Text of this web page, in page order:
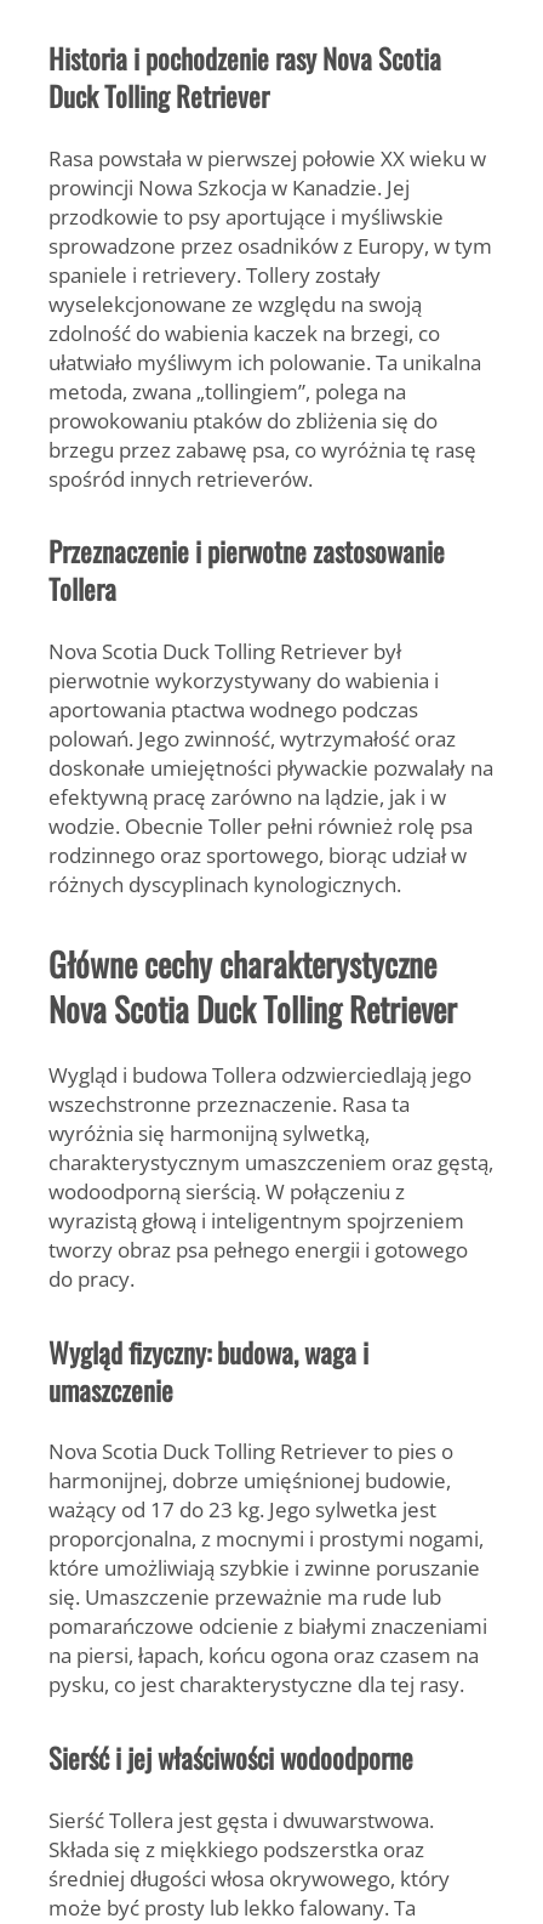
Historia i pochodzenie rasy Nova Scotia
Duck Tolling Retriever
Rasa powstała w pierwszej połowie XX wieku w
prowincji Nowa Szkocja w Kanadzie. Jej
przodkowie to psy aportujące i myśliwskie
sprowadzone przez osadników z Europy, w tym
spaniele i retrievery. Tollery zostały
wyselekcjonowane ze względu na swoją
zdolność do wabienia kaczek na brzegi, co
ułatwiało myśliwym ich polowanie. Ta unikalna
metoda, zwana „tollingiem”, polega na
prowokowaniu ptaków do zbliżenia się do
brzegu przez zabawę psa, co wyróżnia tę rasę
spośród innych retrieverów.
Przeznaczenie i pierwotne zastosowanie
Tollera
Nova Scotia Duck Tolling Retriever był
pierwotnie wykorzystywany do wabienia i
aportowania ptactwa wodnego podczas
polowań. Jego zwinność, wytrzymałość oraz
doskonałe umiejętności pływackie pozwalały na
efektywną pracę zarówno na lądzie, jak i w
wodzie. Obecnie Toller pełni również rolę psa
rodzinnego oraz sportowego, biorąc udział w
różnych dyscyplinach kynologicznych.
Główne cechy charakterystyczne
Nova Scotia Duck Tolling Retriever
Wygląd i budowa Tollera odzwierciedlają jego
wszechstronne przeznaczenie. Rasa ta
wyróżnia się harmonijną sylwetką,
charakterystycznym umaszczeniem oraz gęstą,
wodoodporną sierścią. W połączeniu z
wyrazistą głową i inteligentnym spojrzeniem
tworzy obraz psa pełnego energii i gotowego
do pracy.
Wygląd fizyczny: budowa, waga i
umaszczenie
Nova Scotia Duck Tolling Retrieverto pies o
harmonijnej, dobrze umięśnionej budowie,
ważący od 17 do 23 kg. Jego sylwetka jest
proporcjonalna, z mocnymi i prostymi nogami,
które umożliwiają szybkie i zwinne poruszanie
się. Umaszczenie przeważnie ma rude lub
pomarańczowe odcienie z białymi znaczeniami
na piersi, łapach, końcu ogona oraz czasem na
pysku, co jest charakterystyczne dla tej rasy.
Sierść i jej właściwości wodoodporne
Sierść Tollera jest gęsta i dwuwarstwowa.
Składa się z miękkiego podszerstka oraz
średniej długości włosa okrywowego, który
może być prosty lub lekko falowany. Ta